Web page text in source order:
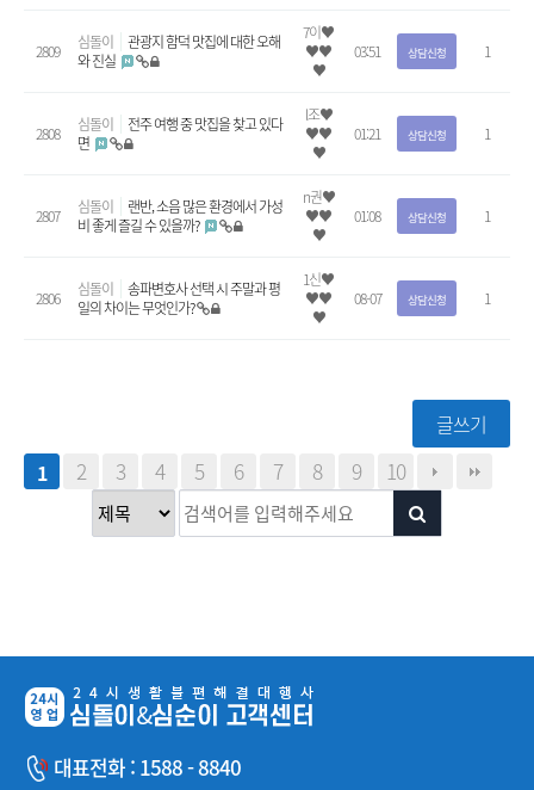
2809 심돌이
관광지 함덕 맛집에 대한 오해
와 진실
7이♥
♥♥
♥
03:51 상담신청 1
2808 심돌이
전주 여행 중 맛집을 찾고 있다
면
l조♥
♥♥
♥
01:21 상담신청 1
2807 심돌이
랜반, 소음 많은 환경에서 가성
비 좋게 즐길 수 있을까?
n권♥
♥♥
♥
01:08 상담신청 1
2806 심돌이
송파변호사 선택 시 주말과 평
일의 차이는 무엇인가?
1신♥
♥♥
♥
08-07 상담신청 1
글쓰기
1
2 3 4 5 6 7 8 9 10
대표전화 : 1588 - 8840